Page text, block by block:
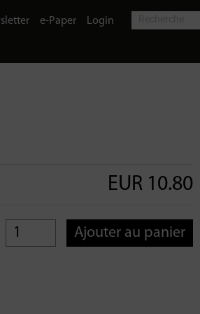
e-Paper Login
EUR 10.80
Ajouter au panier